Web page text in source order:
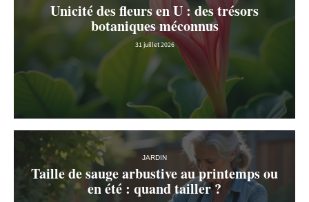
Unicité des fleurs en U : des trésors
botaniques méconnus
31 juillet 2026
JARDIN
Taille de sauge arbustive au printemps ou
en été : quand tailler ?